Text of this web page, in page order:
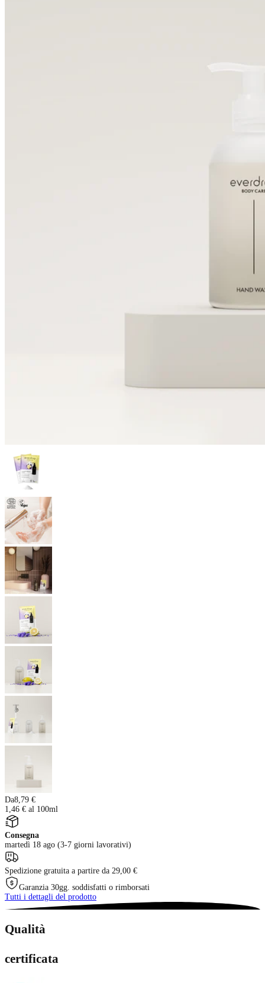
Da8,79 €
1,46 € al 100ml
Consegna
martedì 18 ago (3-7 giorni lavorativi)
Spedizione gratuita a partire da 29,00 €
Garanzia 30gg. soddisfatti o rimborsati
Tutti i dettagli del prodotto
Qualità
certificata